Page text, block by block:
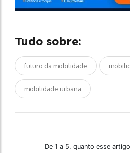
Tudo sobre:
futuro da mobilidade
mobilidade urbana
De 1 a 5, quanto esse